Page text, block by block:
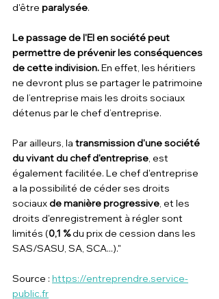
d'être paralysée.
Le passage de l'EI en société peut
permettre de prévenir les conséquences
de cette indivision. En effet, les héritiers
ne devront plus se partager le patrimoine
de l’entreprise mais les droits sociaux
détenus par le chef d’entreprise.
Par ailleurs, la transmission d'une société
du vivant du chef d'entreprise, est
également facilitée. Le chef d'entreprise
a la possibilité de céder ses droits
sociaux de manière progressive, et les
droits d'enregistrement à régler sont
limités (0,1 % du prix de cession dans les
SAS/SASU, SA, SCA...)."
Source : https://entreprendre.service-
public.fr